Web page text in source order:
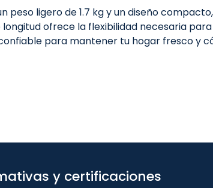
peso ligero de 1.7 kg y un diseño
ofrece la flexibilidad necesaria
para mantener tu hogar fresco y
y certificaciones